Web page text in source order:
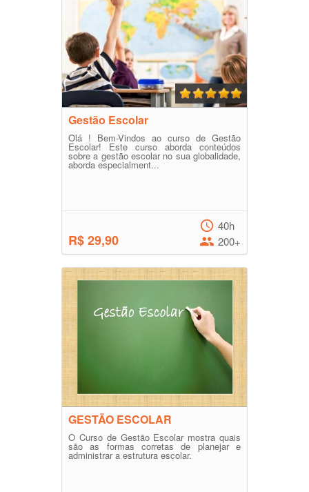
Gestão Escolar
Olá ! Bem-Vindos ao curso de Gestão
Escolar! Este curso aborda conteúdos
sobre a gestão escolar no sua globalidade,
aborda especialment...
R$ 29,90
40h
200+
GESTÃO ESCOLAR
O Curso de Gestão Escolar mostra quais
são as formas corretas de planejar e
administrar a estrutura escolar.